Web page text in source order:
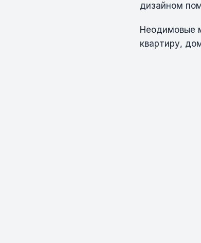
дизайном
Неодимовые
квартиру,